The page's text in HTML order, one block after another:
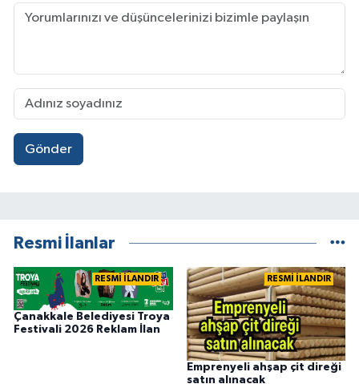
Gönder
Resmi İlanlar
RESMİ İLANDIR
Çanakkale Belediyesi Troya
Festivali 2026 Reklam İlan
RESMİ İLANDIR
Emprenyeli ahşap çit direği
satın alınacak